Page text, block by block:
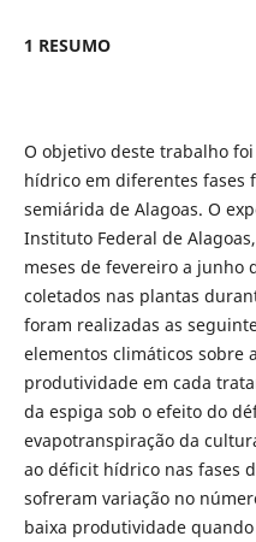
1 RESUMO
O objetivo deste trabalho
hídrico em diferentes fases
semiárida de Alagoas. O
Instituto Federal de
meses de fevereiro a junho
coletados nas plantas
foram realizadas as
elementos climáticos sobre
produtividade em cada
da espiga sob o efeito do
evapotranspiração da
ao déficit hídrico nas fases
sofreram variação no
baixa produtividade